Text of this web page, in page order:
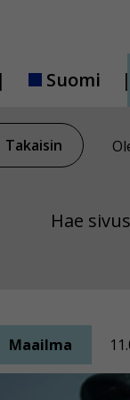
Suomi
Takaisin
Hae
Maailma